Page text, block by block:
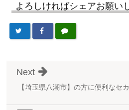
よろしければシェアお願い
【埼玉県八潮市】の方に便利なセ
Next